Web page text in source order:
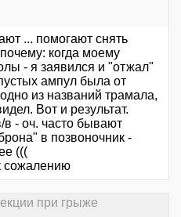
... помогают снять
когда моему
- я заявился и "отжал"
ампул была от
из названий трамала,
Вот и результат.
в - оч. часто бывают
в позвоночник -
(((
сожалению
при грыже